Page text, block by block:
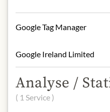
Weichtiere
Calorific value
197kcal
Google Tag Manager
Google Ireland Limited
Analyse /
( 1 Service )